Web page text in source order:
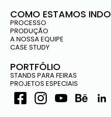
COMO ESTAMOS INDO
PROCESSO
PRODUÇÃO
A NOSSA EQUIPE
CASE STUDY
PORTFÓLIO
STANDS PARA FEIRAS
PROJETOS ESPECIAIS